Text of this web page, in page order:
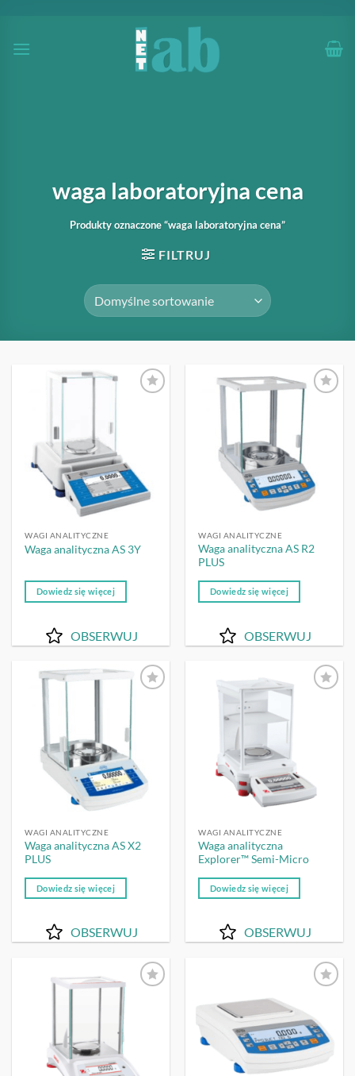
zawartości
waga laboratoryjna cena
Produkty oznaczone “waga laboratoryjna cena”
FILTRUJ
WAGI ANALITYCZNE
Waga analityczna AS 3Y
Dowiedz się więcej
OBSERWUJ
OBSERWUJ
WAGI ANALITYCZNE
Waga analityczna AS R2
PLUS
Dowiedz się więcej
OBSERWUJ
OBSERWUJ
WAGI ANALITYCZNE
Waga analityczna AS X2
PLUS
Dowiedz się więcej
OBSERWUJ
WAGI ANALITYCZNE
Waga analityczna
Explorer™ Semi-Micro
Dowiedz się więcej
OBSERWUJ